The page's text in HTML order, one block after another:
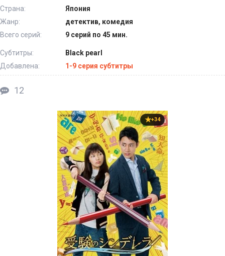
Страна:
Япония
Жанр:
детектив, комедия
Всего серий:
9 серий по 45 мин.
Субтитры:
Black pearl
Добавлена:
1-9 серия субтитры
12
+34